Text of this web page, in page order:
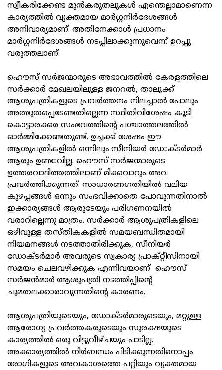
സ്വീകരിക്കേണ്ട മുന്‍കരുതലുകള്‍ എന്തെല്ലാമാണെന്ന
കാര്യത്തില്‍ വ്യക്തമായ മാര്‍ഗ്ഗനിര്‍ദേശങ്ങള്‍
അനിവാര്യമാണ്. അതിനേക്കാള്‍ പ്രധാനം
മാര്‍ഗ്ഗനിര്‍ദേശങ്ങള്‍ നടപ്പിലാക്കുന്നുവെന്ന് ഉറപ്പു
വരുത്തലാണ്.
ഹൌസ് സർജന്മാരുടെ അഭാവത്തിൽ കേരളത്തിലെ
സർക്കാർ മേഖലയിലുള്ള ജനറൽ, താലൂക്ക്
ആശുപത്രികളുടെ പ്രവർത്തനം നിലച്ചാൽ പോലും
അത്ഭുതപ്പെടേണ്ടതില്ലെന്ന സ്ഥിതിവിശേഷം കൂടി
കൊട്ടാരക്കര സംഭവത്തിന്റെ പശ്ചാത്തലത്തിൽ
ഓർമ്മിക്കേണ്ടതുണ്ട്. ഉച്ചക്ക് ശേഷം ഈ
ആശുപത്രികളിൽ ഒന്നിലും സീനിയർ ഡോക്ടർമാർ
ആരും ഉണ്ടാവില്ല. ഹൌസ് സർജന്മാരുടെ
ഉത്തരവാദിത്തത്തിലാണ് മിക്കവാറും അവ
പ്രവർത്തിക്കുന്നത്. സാധാരണഗതിയിൽ വലിയ
കുഴപ്പങ്ങൾ ഒന്നും സംഭവിക്കാതെ പോവുന്നതിനാൽ
ഇക്കാര്യങ്ങൾ ആരുടേയും പരിഗണനയിൽ
വരാറില്ലെന്നു മാത്രം. സർക്കാർ ആശുപത്രികളിലെ
ഒഴിവുള്ള തസ്തികകളിൽ സമയബന്ധിതമായി
നിയമനങ്ങൾ നടത്താതിരിക്കുക, സീനിയർ
ഡോക്ടർമാർ അവരുടെ സ്വകാര്യ പ്രാക്റ്റീസിനായി
സമയം ചെലവഴിക്കുക എന്നിവയാണ് ഹൌസ്
സർജൻമാർ ആശുപത്രി നടത്തിപ്പിന്റെ
ചുമതലക്കാരാവുന്നതിന്റെ കാരണം.
ആശുപത്രിയുടെയും, ഡോക്ടര്‍മാരുടെയും, മറ്റുള്ള
ആരോഗ്യ പ്രവര്‍ത്തകരുടെയും സുരക്ഷയുടെ
കാര്യത്തില്‍ ഒരു വിട്ടുവീഴ്ചയും പാടില്ല.
അക്കാര്യത്തില്‍ നിര്‍ബന്ധം പിടിക്കുന്നതിനൊപ്പം
രോഗികളുടെ അവകാശത്തെ പറ്റിയും വ്യക്തമായ